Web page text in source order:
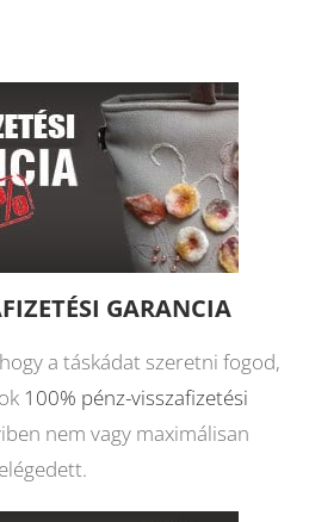
GARANCIA
a táskádat szeretni fogod,
100% pénz-visszafizetési
nem vagy maximálisan
elégedett.